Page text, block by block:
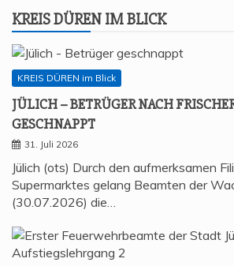
KREIS DÜREN IM BLICK
KREIS DÜREN im Blick
JÜLICH – BETRÜ­GER NACH
GESCHNAPPT
31. Juli 2026
Jülich (ots) Durch den aufmerksamen
Supermarktes gelang Beamten der
(30.07.2026) die…